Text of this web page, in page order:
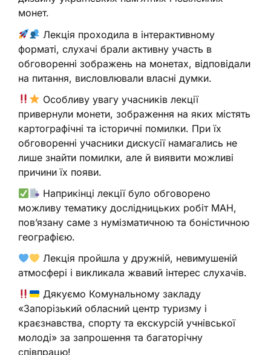
монет.
Лекція проходила в інтерактивному
форматі, слухачі брали активну участь в
обговоренні зображень на монетах, відповідали
на питання, висловлювали власні думки.
Особливу увагу учасників лекції
привернули монети, зображення на яких містять
картографічні та історичні помилки. При їх
обговоренні учасники дискусії намагались не
лише знайти помилки, але й виявити можливі
причини їх появи.
Наприкінці лекції було обговорено
можливу тематику дослідницьких робіт МАН,
пов’язану саме з нумізматичною та боністичною
географією.
Лекція пройшла у дружній, невимушеній
атмосфері і викликала жвавий інтерес слухачів.
Дякуємо Комунальному закладу
«Запорізький обласний центр туризму і
краєзнавства, спорту та екскурсій учнівської
молоді» за запрошення та багаторічну
співпрацю!